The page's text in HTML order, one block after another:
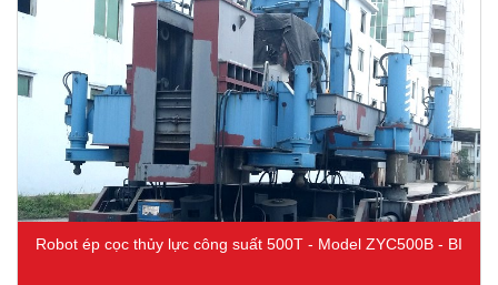
Robot ép cọc thủy lực công suất 500T - Model ZYC500B - BI